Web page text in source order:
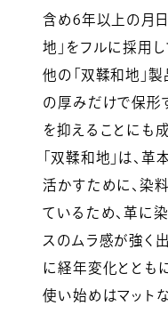
含め6年以上の月
地」をフルに採用し
他の「双鞣和地」
の厚みだけで保形
を抑えることにも
「双鞣和地」は、
活かすために、染
ているため、革に
スのムラ感が強く
に経年変化ととも
使い始めはマット